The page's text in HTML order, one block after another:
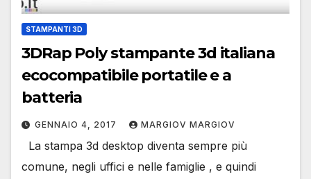
STAMPANTI 3D
3DRap Poly stampante 3d italiana
ecocompatibile portatile e a
batteria
GENNAIO 4, 2017 MARGIOV MARGIOV
La stampa 3d desktop diventa sempre più
comune, negli uffici e nelle famiglie , e quindi